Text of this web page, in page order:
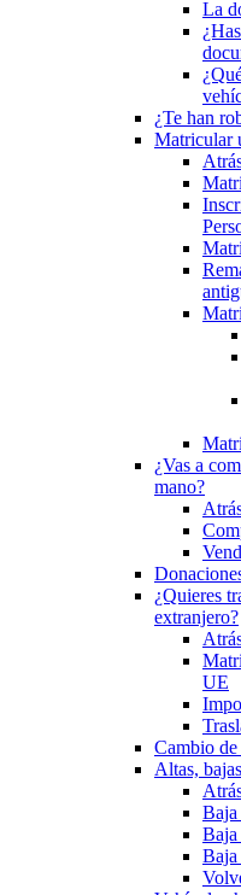
La
¿Te han
Matricular
¿Vas a
mano?
¿Quieres
extranjero?
UE
Cambio
Altas,
Baja